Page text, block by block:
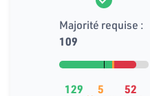
Majorité requise :
109
129 5 52